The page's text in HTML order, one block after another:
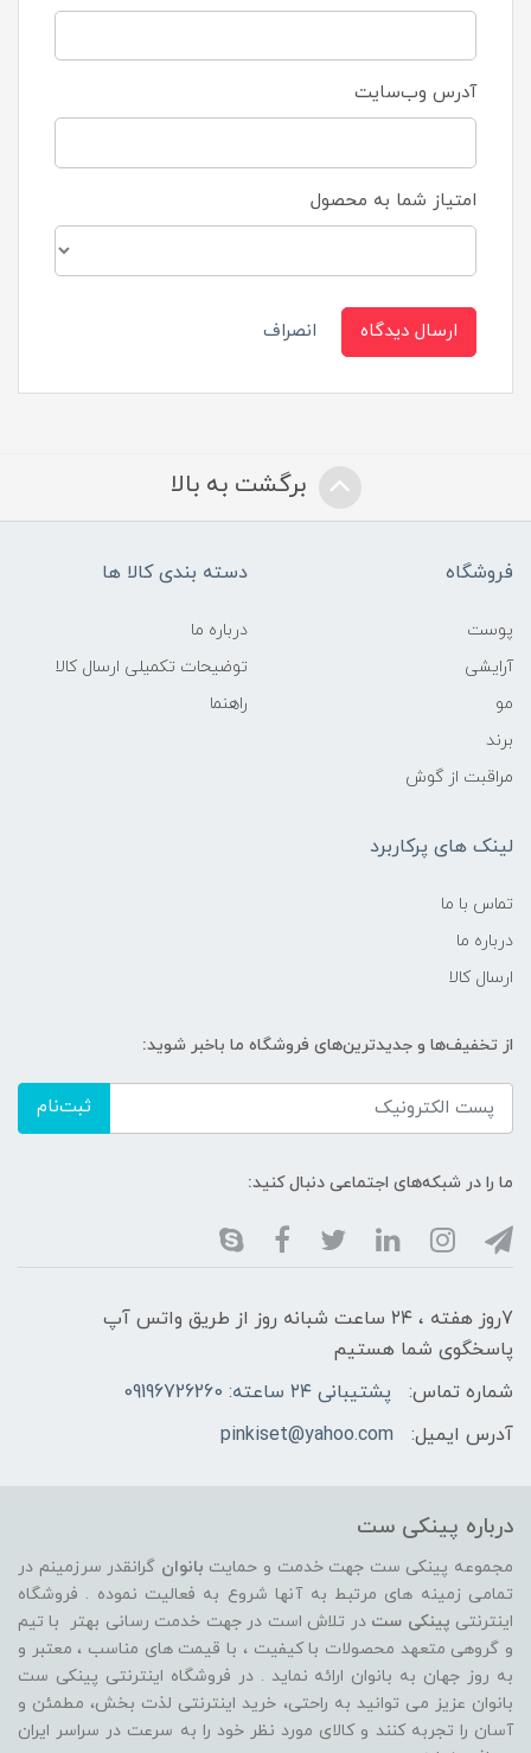
آدرس وب‌سایت
امتیاز شما به محصول
ارسال دیدگاه انصراف
برگشت به بالا
فروشگاه
پوست
آرایشی
مو
برند
مراقبت از گوش
دسته بندی کالا ها
درباره ما
توضیحات تکمیلی ارسال کالا
راهنما
لینک های پرکاربرد
تماس با ما
درباره ما
ارسال کالا
از تخفیف‌ها و جدیدترین‌های فروشگاه ما باخبر شوید:
ثبت‌نام
ما را در شبکه‌های اجتماعی دنبال کنید:
7روز هفته ، ۲۴ ساعت شبانه‌ روز از طریق واتس آپ
پاسخگوی شما هستیم
شماره تماس:
پشتیبانی ۲۴ ساعته: 09196726260
آدرس ایمیل:
pinkiset@yahoo.com
درباره پینکی ست
مجموعه پینکی ست جهت خدمت و حمایت بانوان گرانقدر سرزمینم در
تمامی زمینه های مرتبط به آنها شروع به فعالیت نموده . فروشگاه
اینترنتی پینکی ست در تلاش است در جهت خدمت رسانی بهتر با تیم
و گروهی متعهد محصولات با کیفیت ، با قیمت های مناسب ، معتبر و
به روز جهان به بانوان ارائه نماید . در فروشگاه اینترنتی پینکی ست
بانوان عزیز می توانيد به راحتی، خرید اینترنتی لذت بخش، مطمئن و
آسان را تجربه کنند و کالای مورد نظر خود را به سرعت در سراسر ایران